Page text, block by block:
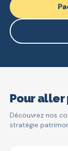
Pour aller
Découvrez nos
stratégie